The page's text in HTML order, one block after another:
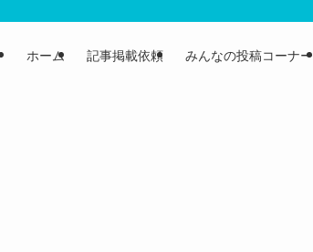
ホーム 記事掲載依頼 みんなの投稿コーナー